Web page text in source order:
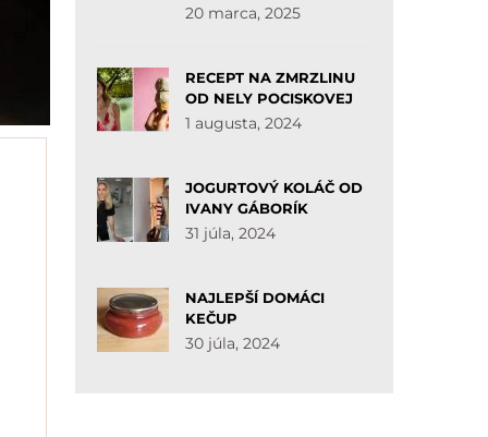
20 marca, 2025
RECEPT NA ZMRZLINU
OD NELY POCISKOVEJ
1 augusta, 2024
JOGURTOVÝ KOLÁČ OD
IVANY GÁBORÍK
31 júla, 2024
NAJLEPŠÍ DOMÁCI
KEČUP
30 júla, 2024